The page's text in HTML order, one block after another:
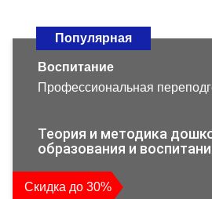
Популярная
Воспитание
Профессиональная
Теория и методика
образования и
Скидка до 30%